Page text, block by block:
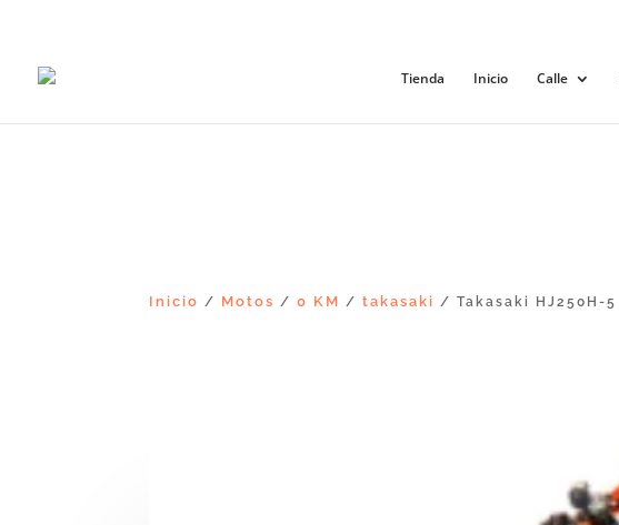
Tienda Inicio Calle
Inicio / Motos /0 KM /takasaki / Takasaki HJ250H-5